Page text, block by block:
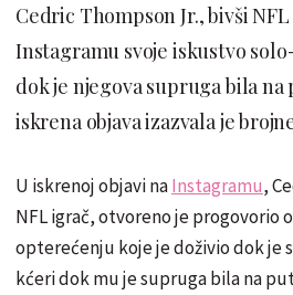
Cedric Thompson Jr., bivši
Instagramu svoje iskustvo
dok je njegova supruga bila na
iskrena objava izazvala je
U iskrenoj objavi naInstagramu,
NFL igrač, otvoreno je progovorio
opterećenju koje je doživio dok je
kćeri dok mu je supruga bila na